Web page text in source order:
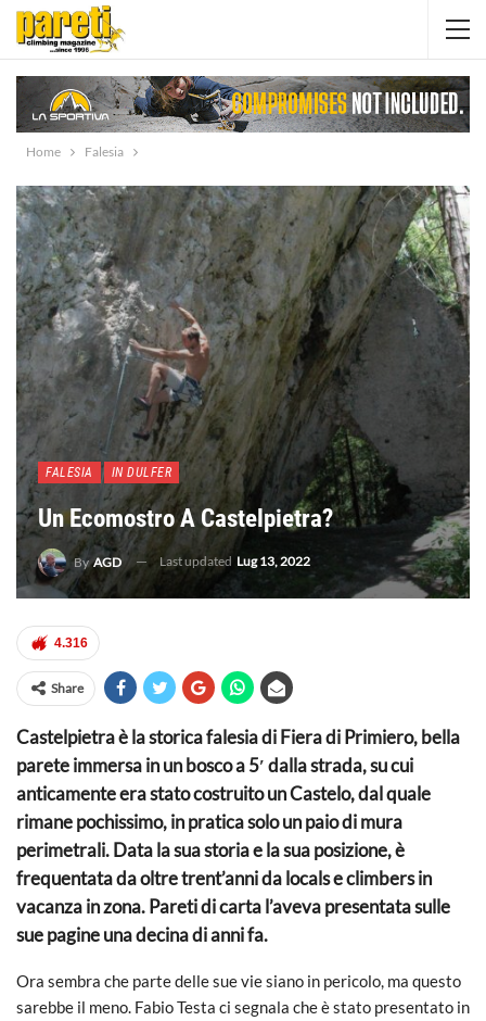
Home Falesia
FALESIA IN DULFER
Un Ecomostro A Castelpietra?
ByAGD Last updated Lug 13, 2022
4.316
Share
Castelpietra è la storica falesia di Fiera di Primiero, bella
parete immersa in un bosco a 5′ dalla strada, su cui
anticamente era stato costruito un Castelo, dal quale
rimane pochissimo, in pratica solo un paio di mura
perimetrali. Data la sua storia e la sua posizione, è
frequentata da oltre trent’anni da locals e climbers in
vacanza in zona. Pareti di carta l’aveva presentata sulle
sue pagine una decina di anni fa.
Ora sembra che parte delle sue vie siano in pericolo, ma questo
sarebbe il meno. Fabio Testa ci segnala che è stato presentato in